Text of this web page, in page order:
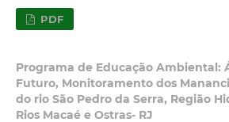
PDF
Programa de Educação Ambiental:
Futuro, Monitoramento dos
do rio São Pedro da Serra, Região
Rios Macaé e Ostras- RJ